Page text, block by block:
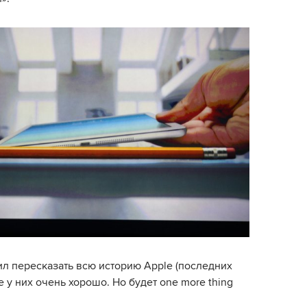
пересказать всю историю Apple (последних
у них очень хорошо. Но будет one more thing